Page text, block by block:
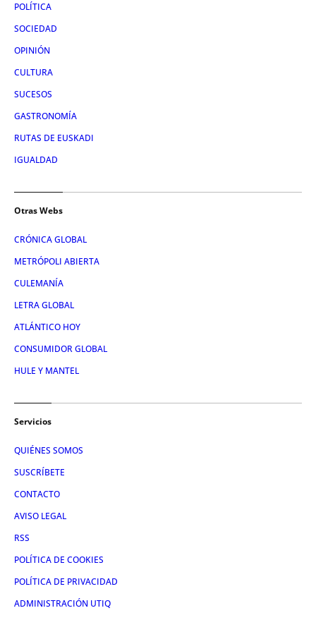
POLÍTICA
SOCIEDAD
OPINIÓN
CULTURA
SUCESOS
GASTRONOMÍA
RUTAS DE EUSKADI
IGUALDAD
Otras Webs
CRÓNICA GLOBAL
METRÓPOLI ABIERTA
CULEMANÍA
LETRA GLOBAL
ATLÁNTICO HOY
CONSUMIDOR GLOBAL
HULE Y MANTEL
Servicios
QUIÉNES SOMOS
SUSCRÍBETE
CONTACTO
AVISO LEGAL
RSS
POLÍTICA DE COOKIES
POLÍTICA DE PRIVACIDAD
ADMINISTRACIÓN UTIQ